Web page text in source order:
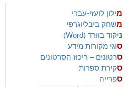
מילון לועזי-עברי
משחק ביבליוגרפי
ניקוד בוורד (Word)
סוגי מקורות מידע
סרטונים – ריכוז הסרטונים
סקירת ספרות
ספרייה